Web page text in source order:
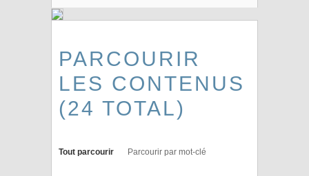
PARCOURIR
LES CONTENUS
(24 TOTAL)
Tout parcourir Parcourir par mot-clé